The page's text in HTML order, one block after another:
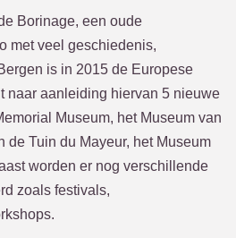
Borinage, een oude
met veel geschiedenis,
is in 2015 de Europese
naar aanleiding hiervan 5 nieuwe
Museum, het Museum van
de Tuin du Mayeur, het Museum
worden er nog verschillende
zoals festivals,